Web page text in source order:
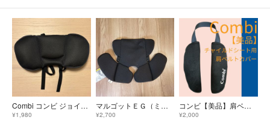
Combi コンビ ジョイトリップ ヘッドサポート
¥1,980
マルゴットＥＧ（ミラノブラック） インナークッション（座面用）
¥2,700
コンビ【美品】肩ベルトカバー ジョイトリップ チャイルドシート ジュニアシート
¥2,000